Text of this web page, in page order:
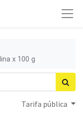
x 100 g
Tarifa pública